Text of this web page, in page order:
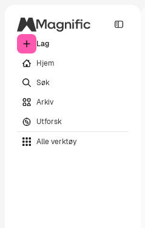
Lag
Hjem
Søk
Arkiv
Utforsk
Alle verktøy